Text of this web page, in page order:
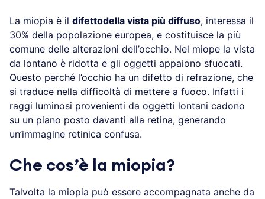
La miopia è il difettodella vista più diffuso, interessa il
30% della popolazione europea, e costituisce la più
comune delle alterazioni dell’occhio. Nel miope la vista
da lontano è ridotta e gli oggetti appaiono sfuocati.
Questo perché l’occhio ha un difetto di refrazione, che
si traduce nella difficoltà di mettere a fuoco. Infatti i
raggi luminosi provenienti da oggetti lontani cadono
su un piano posto davanti alla retina, generando
un’immagine retinica confusa.
Che cos’è la miopia?
Talvolta la miopia può essere accompagnata anche da